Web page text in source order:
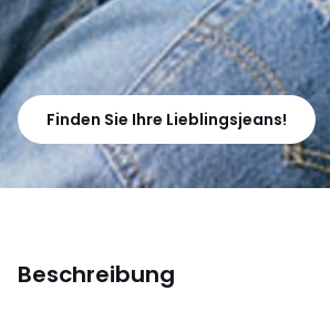
Finden Sie Ihre Lieblingsjeans!
Beschreibung